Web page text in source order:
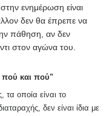
ενημέρωση είναι
δεν θα έπρεπε να
πάθηση, αν δεν
στον αγώνα του.
πού και πού"
τα οποία είναι το
δεν είναι ίδια με